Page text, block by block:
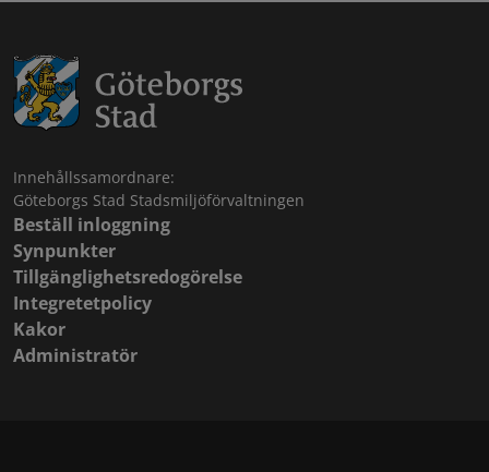
Innehållssamordnare:
Göteborgs Stad Stadsmiljöförvaltningen
Beställ inloggning
Synpunkter
Tillgänglighetsredogörelse
Integretetpolicy
Kakor
Administratör